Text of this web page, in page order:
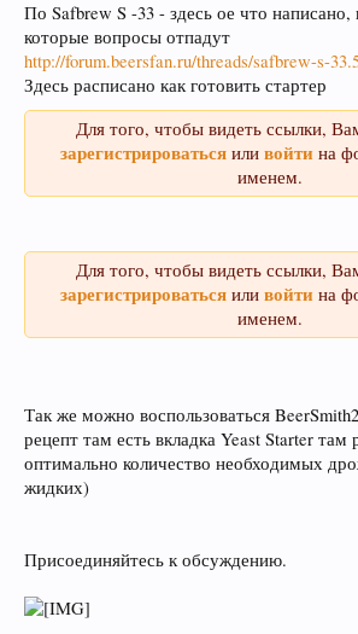
найти ответ на него, если такой
поднимался на обсуждение.
Уважаемые пивовары, при
форумчанами) с давними
принимать советы, как четкую
описывается чей-то личный
эти пивовары в дальнейшем
информацию, как повествование
опыте, и в случае необходимости
переспрашивайте!
добавлять Ключевые слова.
позволяет новичкам форума
нужную информацию по Облаку
По Safbrew S -33 - здесь ое что
которые вопросы отпадут
http://forum.beersfan.ru/threads/safbrew-s-
Здесь расписано как готовить стартер
Для того, чтобы видеть ссылки,
зарегистрироватьсяили войтина
именем.
Для того, чтобы видеть ссылки,
зарегистрироватьсяили войтина
именем.
Так же можно воспользоваться
рецепт там есть вкладка Yeast Starter там
оптимально количество необходимых
жидких)
Присоединяйтесь к обсуждению.